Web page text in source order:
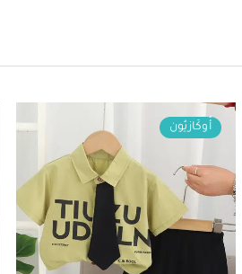
أُوكَازيُون